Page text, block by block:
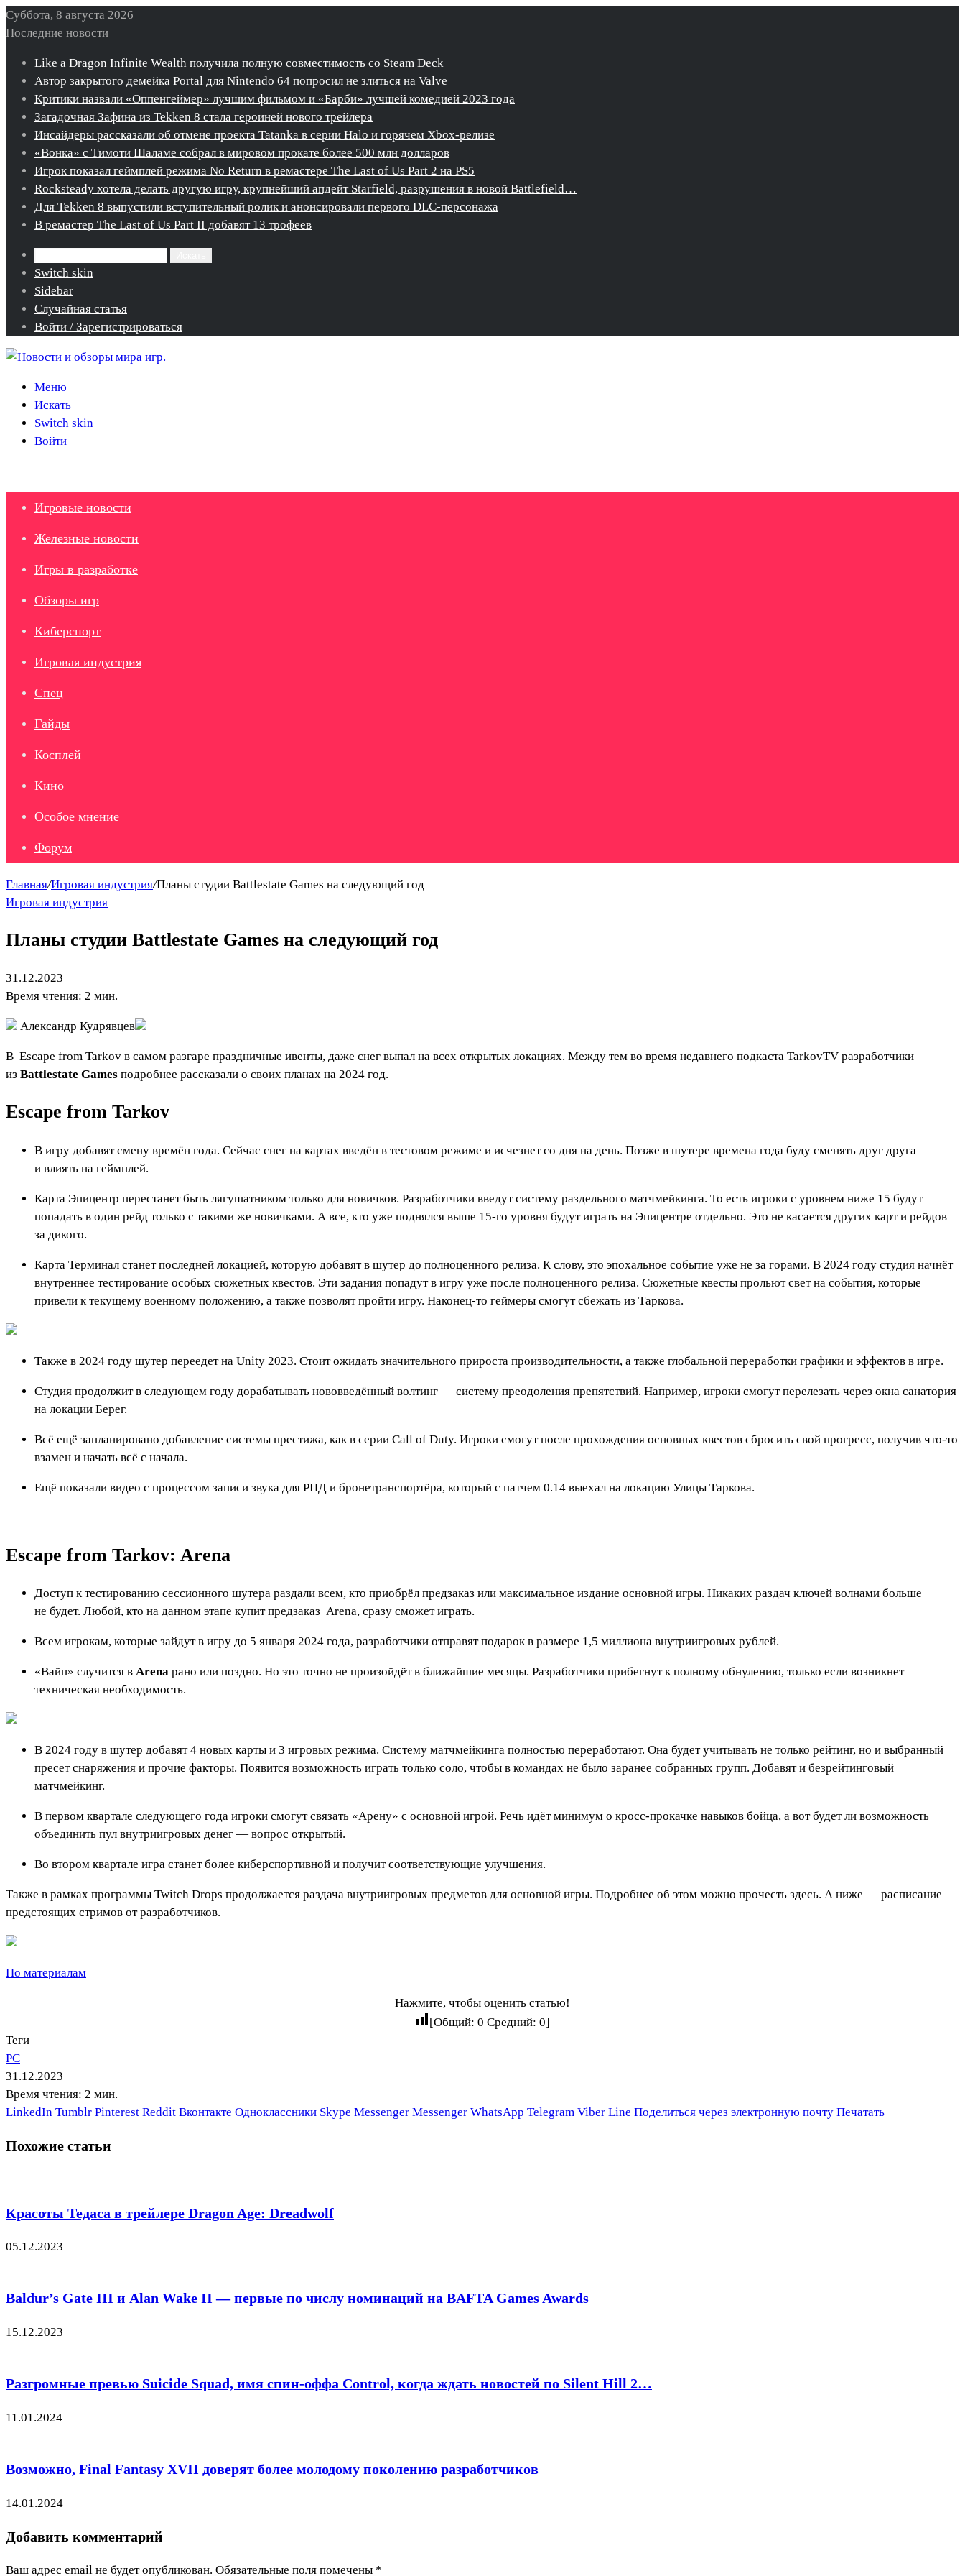
Суббота, 8 августа 2026
Последние новости
Like a Dragon Infinite Wealth получила полную совместимость со Steam Deck
Автор закрытого демейка Portal для Nintendo 64 попросил не злиться на Valve
Критики назвали «Оппенгеймер» лучшим фильмом и «Барби» лучшей комедией 2023 года
Загадочная Зафина из Tekken 8 стала героиней нового трейлера
Инсайдеры рассказали об отмене проекта Tatanka в серии Halo и горячем Xbox-релизе
«Вонка» с Тимоти Шаламе собрал в мировом прокате более 500 млн долларов
Игрок показал геймплей режима No Return в ремастере The Last of Us Part 2 на PS5
Rocksteady хотела делать другую игру, крупнейший апдейт Starfield, разрушения в новой Battlefield…
Для Tekken 8 выпустили вступительный ролик и анонсировали первого DLC-персонажа
В ремастер The Last of Us Part II добавят 13 трофеев
Switch skin
Sidebar
Случайная статья
Войти / Зарегистрироваться
Меню
Искать
Switch skin
Войти
Игровые новости
Железные новости
Игры в разработке
Обзоры игр
Киберспорт
Игровая индустрия
Спец
Гайды
Косплей
Кино
Особое мнение
Форум
Главная/Игровая индустрия/Планы студии Battlestate Games на следующий год
Игровая индустрия
Планы студии Battlestate Games на следующий год
31.12.2023
Время чтения: 2 мин.
Александр Кудрявцев
В Escape from Tarkov в самом разгаре праздничные ивенты, даже снег выпал на всех открытых локациях. Между тем во время недавнего подкаста TarkovTV разработчики
из Battlestate Games подробнее рассказали о своих планах на 2024 год.
Escape from Tarkov
В игру добавят смену времён года. Сейчас снег на картах введён в тестовом режиме и исчезнет со дня на день. Позже в шутере времена года буду сменять друг друга
и влиять на геймплей.
Карта Эпицентр перестанет быть лягушатником только для новичков. Разработчики введут систему раздельного матчмейкинга. То есть игроки с уровнем ниже 15 будут
попадать в один рейд только с такими же новичками. А все, кто уже поднялся выше 15-го уровня будут играть на Эпицентре отдельно. Это не касается других карт и рейдов
за дикого.
Карта Терминал станет последней локацией, которую добавят в шутер до полноценного релиза. К слову, это эпохальное событие уже не за горами. В 2024 году студия начнёт
внутреннее тестирование особых сюжетных квестов. Эти задания попадут в игру уже после полноценного релиза. Сюжетные квесты прольют свет на события, которые
привели к текущему военному положению, а также позволят пройти игру. Наконец-то геймеры смогут сбежать из Таркова.
Также в 2024 году шутер переедет на Unity 2023. Стоит ожидать значительного прироста производительности, а также глобальной переработки графики и эффектов в игре.
Студия продолжит в следующем году дорабатывать нововведённый волтинг — систему преодоления препятствий. Например, игроки смогут перелезать через окна санатория
на локации Берег.
Всё ещё запланировано добавление системы престижа, как в серии Call of Duty. Игроки смогут после прохождения основных квестов сбросить свой прогресс, получив что-то
взамен и начать всё с начала.
Ещё показали видео с процессом записи звука для РПД и бронетранспортёра, который с патчем 0.14 выехал на локацию Улицы Таркова.
Escape from Tarkov: Arena
Доступ к тестированию сессионного шутера раздали всем, кто приобрёл предзаказ или максимальное издание основной игры. Никаких раздач ключей волнами больше
не будет. Любой, кто на данном этапе купит предзаказ Arena, сразу сможет играть.
Всем игрокам, которые зайдут в игру до 5 января 2024 года, разработчики отправят подарок в размере 1,5 миллиона внутриигровых рублей.
«Вайп» случится в Arena рано или поздно. Но это точно не произойдёт в ближайшие месяцы. Разработчики прибегнут к полному обнулению, только если возникнет
техническая необходимость.
В 2024 году в шутер добавят 4 новых карты и 3 игровых режима. Систему матчмейкинга полностью переработают. Она будет учитывать не только рейтинг, но и выбранный
пресет снаряжения и прочие факторы. Появится возможность играть только соло, чтобы в командах не было заранее собранных групп. Добавят и безрейтинговый
матчмейкинг.
В первом квартале следующего года игроки смогут связать «Арену» с основной игрой. Речь идёт минимум о кросс-прокачке навыков бойца, а вот будет ли возможность
объединить пул внутриигровых денег — вопрос открытый.
Во втором квартале игра станет более киберспортивной и получит соответствующие улучшения.
Также в рамках программы Twitch Drops продолжается раздача внутриигровых предметов для основной игры. Подробнее об этом можно прочесть здесь. А ниже — расписание
предстоящих стримов от разработчиков.
По материалам
Нажмите, чтобы оценить статью!
[Общий: 0 Средний: 0]
Теги
PC
31.12.2023
Время чтения: 2 мин.
LinkedIn Tumblr Pinterest Reddit Вконтакте Одноклассники Skype Messenger Messenger WhatsApp Telegram Viber Line Поделиться через электронную почту Печатать
Похожие статьи
Красоты Тедаса в трейлере Dragon Age: Dreadwolf
05.12.2023
Baldur’s Gate III и Alan Wake II — первые по числу номинаций на BAFTA Games Awards
15.12.2023
Разгромные превью Suicide Squad, имя спин-оффа Control, когда ждать новостей по Silent Hill 2…
11.01.2024
Возможно, Final Fantasy XVII доверят более молодому поколению разработчиков
14.01.2024
Добавить комментарий
Ваш адрес email не будет опубликован. Обязательные поля помечены *